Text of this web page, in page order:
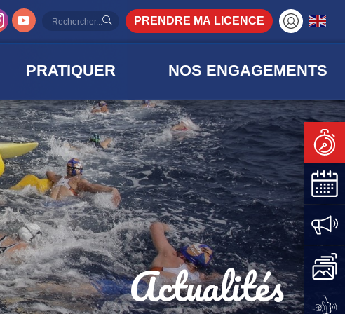
PRENDRE MA LICENCE
PRATIQUER NOS ENGAGEMENTS
Actualités